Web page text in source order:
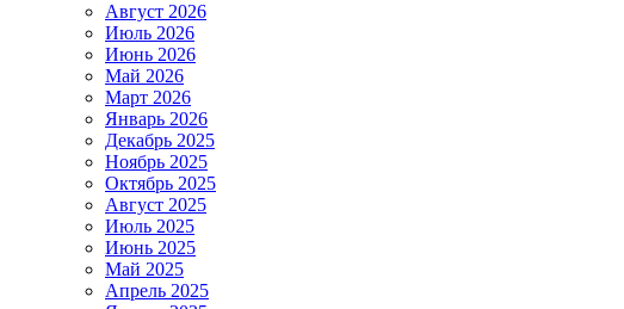
Август 2026
Июль 2026
Июнь 2026
Май 2026
Март 2026
Январь 2026
Декабрь 2025
Ноябрь 2025
Октябрь 2025
Август 2025
Июль 2025
Июнь 2025
Май 2025
Апрель 2025